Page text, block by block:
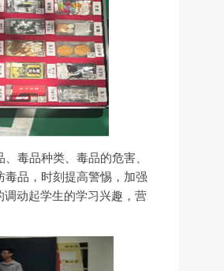
毒品种类、毒品的危害、
品，时刻提高警惕，加强
调动起学生的学习兴趣，营